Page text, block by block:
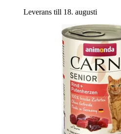
Leverans till 18. augusti